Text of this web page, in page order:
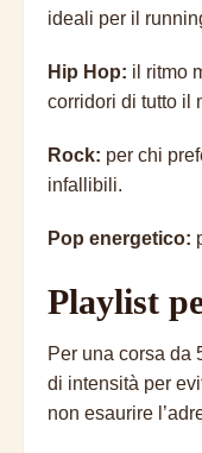
ideali per il
Hip Hop: il ritmo
corridori di tutto il
Rock: per chi
infallibili.
Pop energetico:
Playlist
Per una corsa da
di intensità per
non esaurire